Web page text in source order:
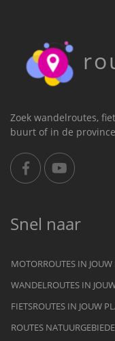
Zoek wandelroutes,
buurt of in de
Snel naar
MOTORROUTES IN JOUW
WANDELROUTES IN
FIETSROUTES IN JOUW
ROUTES